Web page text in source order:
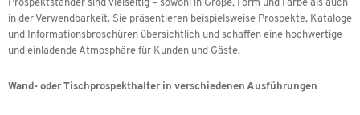
Prospektständer sind vielseitig – sowohl in Größe, Form und Farbe als auch
in der Verwendbarkeit. Sie präsentieren beispielsweise Prospekte, Kataloge
und Informationsbroschüren übersichtlich und schaffen eine hochwertige
und einladende Atmosphäre für Kunden und Gäste.
Wand- oder Tischprospekthalter in verschiedenen Ausführungen